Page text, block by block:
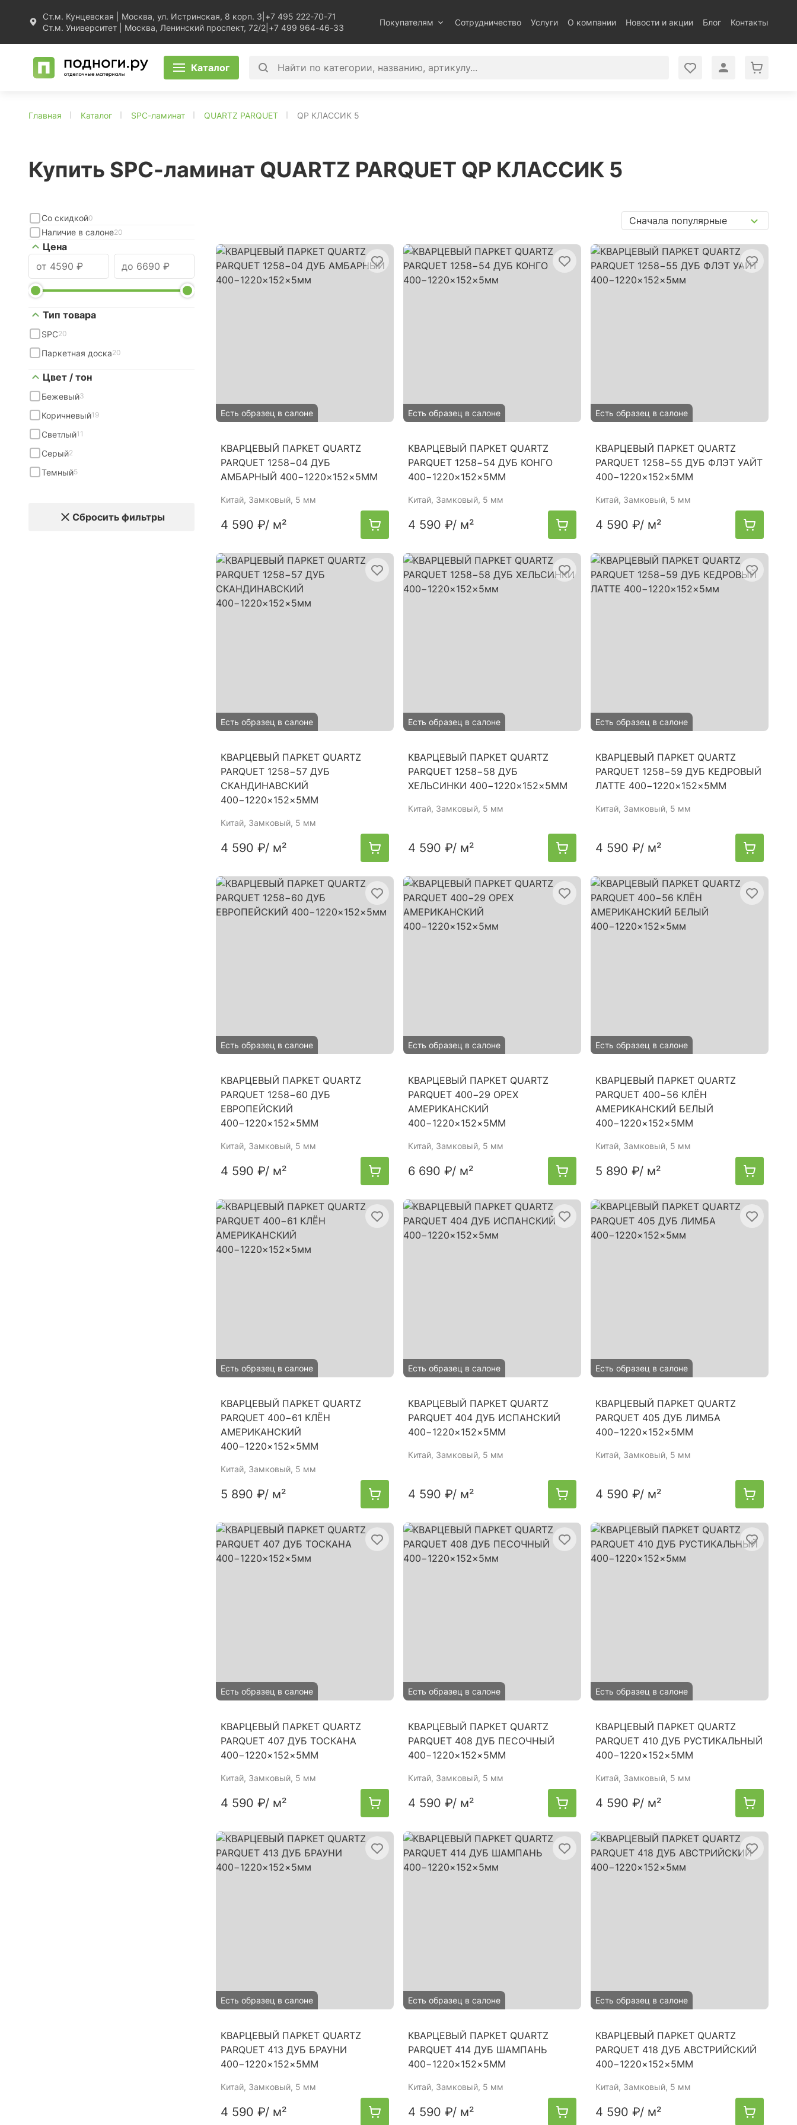
Ст.м. Кунцевская | Москва, ул. Истринская, 8 корп. 3 +7 495 222-70-71
Ст.м. Университет | Москва, Ленинский проспект, 72/2 +7 499 964-46-33
Покупателям Сотрудничество Услуги О компании Новости и акции Блог Контакты
Каталог
Главная Каталог SPC-ламинат QUARTZ PARQUET QP КЛАССИК 5
Купить SPC-ламинат QUARTZ PARQUET QP КЛАССИК 5
Со скидкой0
Наличие в салоне20
Цена
Тип товара
SPC20
Паркетная доска20
Цвет / тон
Бежевый3
Коричневый19
Светлый11
Серый2
Темный5
Сбросить фильтры
Сначала популярные
Есть образец в салоне
КВАРЦЕВЫЙ ПАРКЕТ QUARTZ
PARQUET 1258−04 ДУБ
АМБАРНЫЙ 400−1220×152×5ММ
Китай, Замковый, 5 мм
4 590 ₽/ м²
Есть образец в салоне
КВАРЦЕВЫЙ ПАРКЕТ QUARTZ
PARQUET 1258−54 ДУБ КОНГО
400−1220×152×5ММ
Китай, Замковый, 5 мм
4 590 ₽/ м²
Есть образец в салоне
КВАРЦЕВЫЙ ПАРКЕТ QUARTZ
PARQUET 1258−55 ДУБ ФЛЭТ УАЙТ
400−1220×152×5ММ
Китай, Замковый, 5 мм
4 590 ₽/ м²
Есть образец в салоне
КВАРЦЕВЫЙ ПАРКЕТ QUARTZ
PARQUET 1258−57 ДУБ
СКАНДИНАВСКИЙ
400−1220×152×5ММ
Китай, Замковый, 5 мм
4 590 ₽/ м²
Есть образец в салоне
КВАРЦЕВЫЙ ПАРКЕТ QUARTZ
PARQUET 1258−58 ДУБ
ХЕЛЬСИНКИ 400−1220×152×5ММ
Китай, Замковый, 5 мм
4 590 ₽/ м²
Есть образец в салоне
КВАРЦЕВЫЙ ПАРКЕТ QUARTZ
PARQUET 1258−59 ДУБ КЕДРОВЫЙ
ЛАТТЕ 400−1220×152×5ММ
Китай, Замковый, 5 мм
4 590 ₽/ м²
Есть образец в салоне
КВАРЦЕВЫЙ ПАРКЕТ QUARTZ
PARQUET 1258−60 ДУБ
ЕВРОПЕЙСКИЙ
400−1220×152×5ММ
Китай, Замковый, 5 мм
4 590 ₽/ м²
Есть образец в салоне
КВАРЦЕВЫЙ ПАРКЕТ QUARTZ
PARQUET 400−29 ОРЕХ
АМЕРИКАНСКИЙ
400−1220×152×5ММ
Китай, Замковый, 5 мм
6 690 ₽/ м²
Есть образец в салоне
КВАРЦЕВЫЙ ПАРКЕТ QUARTZ
PARQUET 400−56 КЛЁН
АМЕРИКАНСКИЙ БЕЛЫЙ
400−1220×152×5ММ
Китай, Замковый, 5 мм
5 890 ₽/ м²
Есть образец в салоне
КВАРЦЕВЫЙ ПАРКЕТ QUARTZ
PARQUET 400−61 КЛЁН
АМЕРИКАНСКИЙ
400−1220×152×5ММ
Китай, Замковый, 5 мм
5 890 ₽/ м²
Есть образец в салоне
КВАРЦЕВЫЙ ПАРКЕТ QUARTZ
PARQUET 404 ДУБ ИСПАНСКИЙ
400−1220×152×5ММ
Китай, Замковый, 5 мм
4 590 ₽/ м²
Есть образец в салоне
КВАРЦЕВЫЙ ПАРКЕТ QUARTZ
PARQUET 405 ДУБ ЛИМБА
400−1220×152×5ММ
Китай, Замковый, 5 мм
4 590 ₽/ м²
Есть образец в салоне
КВАРЦЕВЫЙ ПАРКЕТ QUARTZ
PARQUET 407 ДУБ ТОСКАНА
400−1220×152×5ММ
Китай, Замковый, 5 мм
4 590 ₽/ м²
Есть образец в салоне
КВАРЦЕВЫЙ ПАРКЕТ QUARTZ
PARQUET 408 ДУБ ПЕСОЧНЫЙ
400−1220×152×5ММ
Китай, Замковый, 5 мм
4 590 ₽/ м²
Есть образец в салоне
КВАРЦЕВЫЙ ПАРКЕТ QUARTZ
PARQUET 410 ДУБ РУСТИКАЛЬНЫЙ
400−1220×152×5ММ
Китай, Замковый, 5 мм
4 590 ₽/ м²
Есть образец в салоне
КВАРЦЕВЫЙ ПАРКЕТ QUARTZ
PARQUET 413 ДУБ БРАУНИ
400−1220×152×5ММ
Китай, Замковый, 5 мм
4 590 ₽/ м²
Есть образец в салоне
КВАРЦЕВЫЙ ПАРКЕТ QUARTZ
PARQUET 414 ДУБ ШАМПАНЬ
400−1220×152×5ММ
Китай, Замковый, 5 мм
4 590 ₽/ м²
Есть образец в салоне
КВАРЦЕВЫЙ ПАРКЕТ QUARTZ
PARQUET 418 ДУБ АВСТРИЙСКИЙ
400−1220×152×5ММ
Китай, Замковый, 5 мм
4 590 ₽/ м²